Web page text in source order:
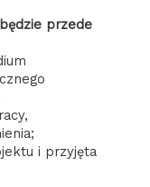
przede
i przyjęta